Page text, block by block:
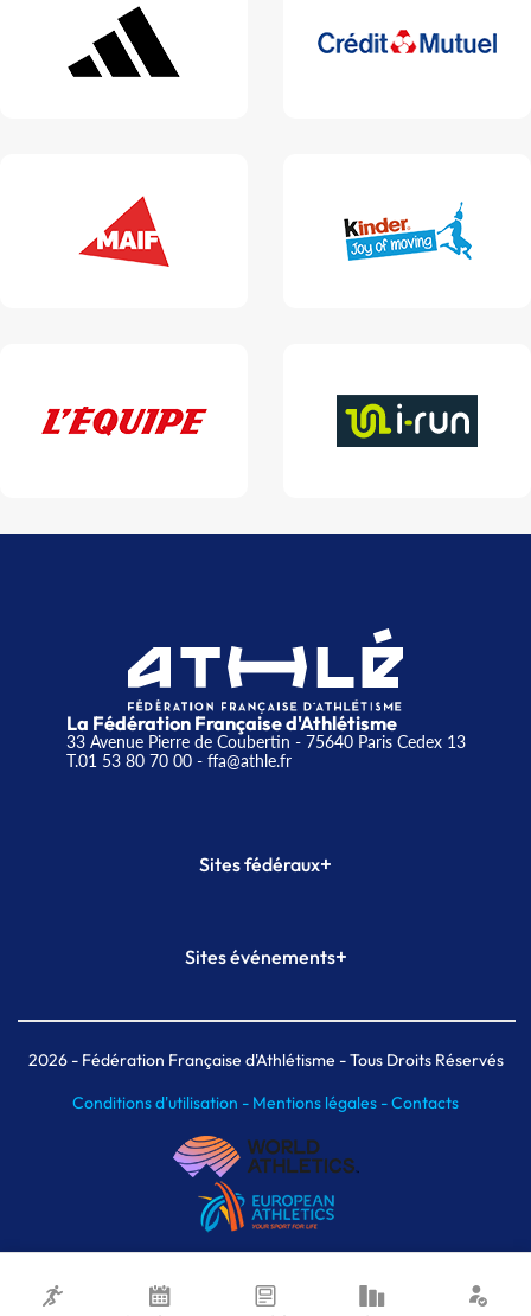
La Fédération Française d'Athlétisme
33 Avenue Pierre de Coubertin - 75640 Paris Cedex 13
T.01 53 80 70 00- ffa@athle.fr
Sites fédéraux+
Plateforme Formation
Sites événements+
Meeting de Paris indoor
MAIF Ekiden de Paris
2026- Fédération Française d'Athlétisme - Tous Droits Réservés
Conditions d'utilisation - Mentions légales -Contacts